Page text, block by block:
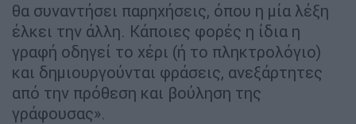
θα συναντήσει παρηχήσεις, όπου η μία λέξη
έλκει την άλλη. Κάποιες φορές η ίδια η
γραφή οδηγεί το χέρι (ή το πληκτρολόγιο)
και δημιουργούνται φράσεις, ανεξάρτητες
από την πρόθεση και βούληση της
γράφουσας».